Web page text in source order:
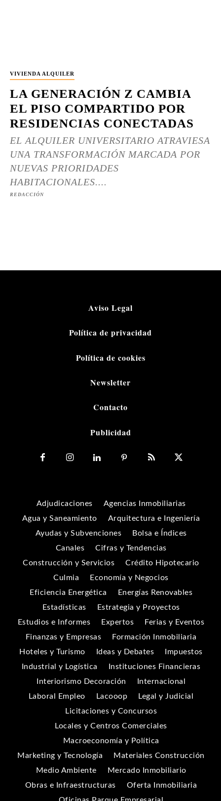
VIVIENDA ALQUILER
LA GENERACIÓN Z CAMBIA
EL PISO COMPARTIDO POR
RESIDENCIAS CONECTADAS
EL ALQUILER UNIVERSITARIO ATRAVIESA
UNA TRANSFORMACIÓN MARCADA POR
NUEVAS PRIORIDADES
HABITACIONALES....
REDACCIÓN
Aviso Legal
Política de privacidad
Política de cookies
Newsletter
Contacto
Publicidad
Adjudicaciones
Agencias Inmobiliarias
Agua y Saneamiento
Arquitectura e Ingeniería
Ayudas y Subvenciones
Bolsa e Índices
Canales
Cifras y Tendencias
Construcción y Servicios
Crédito Hipotecario
Culmia
Economía y Negocios
Eficiencia Energética
Energías Renovables
Estadísticas
Estrategia y Proyectos
Estudios e Informes
Expertos
Ferias y Eventos
Finanzas y Empresas
Formación Inmobiliaria
Hoteles y Turismo
Ideas y Debates
Impuestos
Industrial y Logística
Instituciones Financieras
Interiorismo Decoración
Internacional
Laboral Empleo
Lacooop
Legal y Judicial
Licitaciones y Concursos
Locales y Centros Comerciales
Macroeconomía y Política
Marketing y Tecnología
Materiales Construcción
Medio Ambiente
Mercado Inmobiliario
Obras e Infraestructuras
Oferta Inmobiliaria